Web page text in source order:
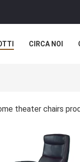
CIRCA NOI
theater chairs